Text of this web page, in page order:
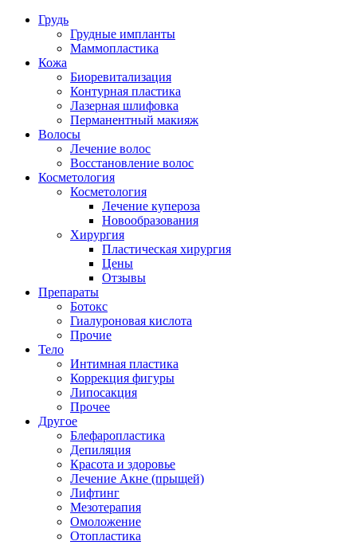
Грудь
Грудные импланты
Маммопластика
Кожа
Биоревитализация
Контурная пластика
Лазерная шлифовка
Перманентный макияж
Волосы
Лечение волос
Восстановление волос
Косметология
Косметология
Лечение купероза
Новообразования
Хирургия
Пластическая хирургия
Цены
Отзывы
Препараты
Ботокс
Гиалуроновая кислота
Прочие
Тело
Интимная пластика
Коррекция фигуры
Липосакция
Прочее
Другое
Блефаропластика
Депиляция
Красота и здоровье
Лечение Акне (прыщей)
Лифтинг
Мезотерапия
Омоложение
Отопластика